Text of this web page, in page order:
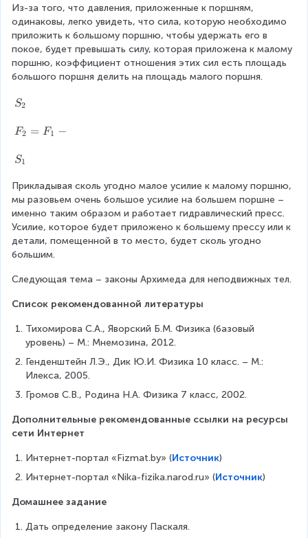
Р
_
0
S
_
1
2
2
=
Р
_
0
S
Из-за того, что давления, приложенные к поршням,
одинаковы, легко увидеть, что сила, которую необходимо
приложить к большому поршню, чтобы удержать его в
покое, будет превышать силу, которая приложена к малому
поршню, коэффициент отношения этих сил есть площадь
большого поршня делить на площадь малого поршня.
S
2
S2
F
2
F
_
1
-
F2 = F1 −
S
1
S1
Прикладывая сколь угодно малое усилие к малому поршню,
мы разовьем очень большое усилие на большем поршне –
именно таким образом и работает гидравлический пресс.
Усилие, которое будет приложено к большему прессу или к
детали, помещенной в то место, будет сколь угодно
большим.
Следующая тема – законы Архимеда для неподвижных тел.
Список рекомендованной литературы
Тихомирова С.А., Яворский Б.М. Физика (базовый
уровень) – М.: Мнемозина, 2012.
Генденштейн Л.Э., Дик Ю.И. Физика 10 класс. – М.:
Илекса, 2005.
Громов С.В., Родина Н.А. Физика 7 класс, 2002.
Дополнительные рекомендованные ссылки на ресурсы
сети Интернет
Интернет-портал «Fizmat.by» (Источник)
Интернет-портал «Nika-fizika.narod.ru» (Источник)
Домашнее задание
Дать определение закону Паскаля.